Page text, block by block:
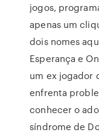
jogos,
apenas um
dois nomes
Esperança e
um ex jogador
enfrenta
conhecer o
síndrome de